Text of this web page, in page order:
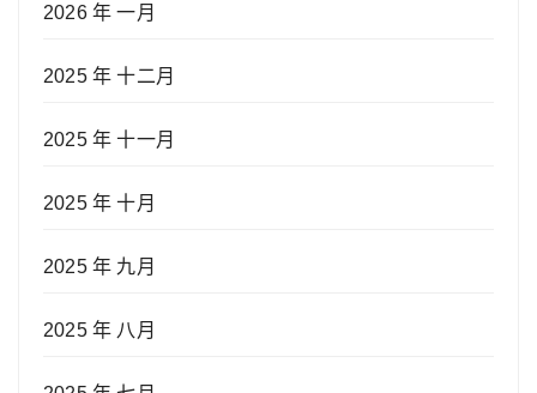
2026 年 一月
2025 年 十二月
2025 年 十一月
2025 年 十月
2025 年 九月
2025 年 八月